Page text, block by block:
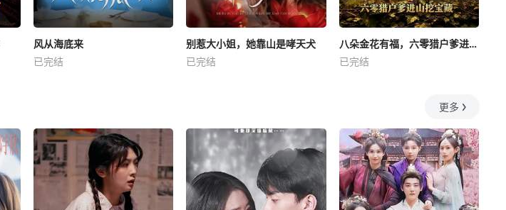
风从海底来
已完结
别惹大小姐，她靠山是哮天犬
已完结
八朵金花有福，六零猎户爹进山挖宝藏
已完结
更多